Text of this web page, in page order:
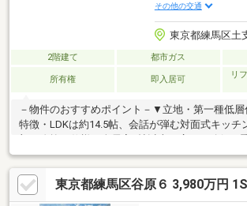
その他の交通
東京都練馬区土
2階建て 都市ガス
所有権 即入居可
リ
－物件のおすすめポイント－▼立地・第一種低
特徴・LDKは約14.5帖、会話が弾む対面式キッチ
重宝する屋根裏収納有・陽当り良好な南面バル
ペース有(車種による)▼設備・浴室乾燥機・温
リフォーム履歴【2024年】バルコニー及び玄関屋
窓設置(9月)、内窓設置(12月)【2026年7月】外壁
東京都練馬区谷原６ 3,980万円